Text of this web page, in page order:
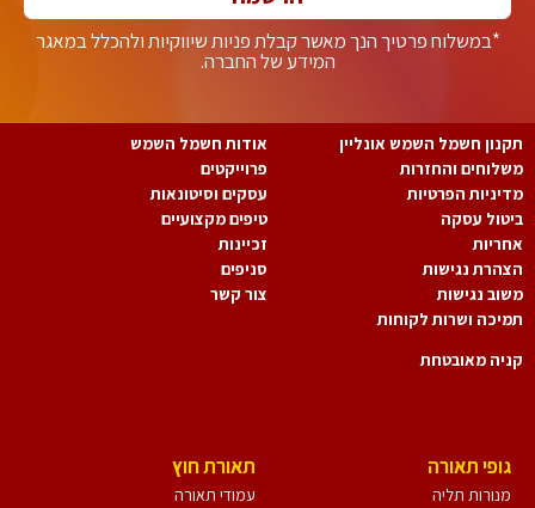
*במשלוח פרטיך הנך מאשר קבלת פניות שיווקיות ולהכלל במאגר
המידע של החברה.
חשמל השמש אונליין
והחזרות
הפרטיות
עסקה
נגישות
נגישות
ושרות לקוחות
אודות חשמל השמש
פרוייקטים
עסקים וסיטונאות
טיפים מקצועיים
זכיינות
סניפים
צור קשר
מאובטחת
גופי תאורה
מנורות תליה
תאורת חוץ
עמודי תאורה